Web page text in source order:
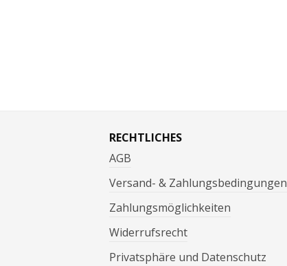
RECHTLICHES
AGB
Versand- & Zahlungsbedingungen
Zahlungsmöglichkeiten
Widerrufsrecht
Privatsphäre und Datenschutz